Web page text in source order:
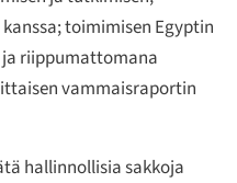
toimimisen Egyptin
ja riippumattomana
vammaisraportin
hallinnollisia sakkoja